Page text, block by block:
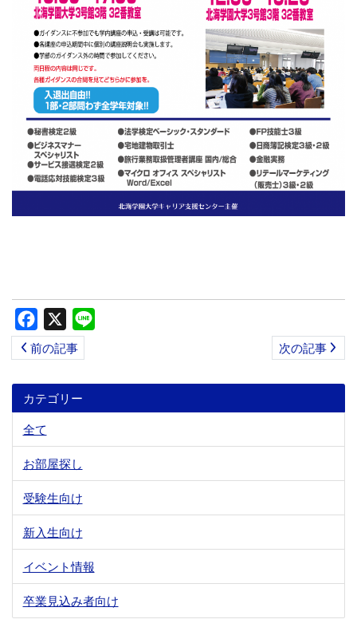
Facebook
前の記事 次の記事
カテゴリー
全て
お部屋探し
受験生向け
新入生向け
イベント情報
卒業見込み者向け